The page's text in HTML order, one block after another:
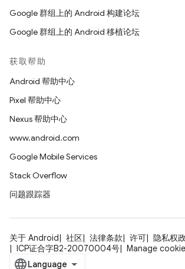
Google 群组上的 Android 构建论坛
Google 群组上的 Android 移植论坛
获取帮助
Android 帮助中心
Pixel 帮助中心
Nexus 帮助中心
www.android.com
Google Mobile Services
Stack Overflow
问题跟踪器
关于 Android 社区 法律条款 许可 隐私权
ICP证合字B2-20070004号
Manage